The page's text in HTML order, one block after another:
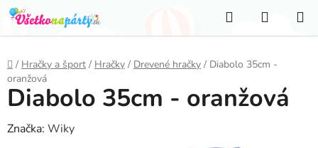
Prejsť
na
obsah
Hľadať
KOŠÍK
Domov
/ Hračky a šport / Hračky / Drevené hračky / Diabolo 35cm -
oranžová
Diabolo 35cm - oranžová
Značka: Wiky